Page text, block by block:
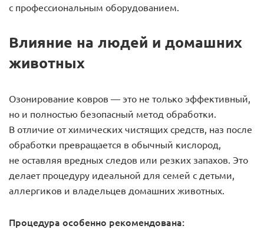
с профессиональным оборудованием.
Влияние на людей и домашних
животных
Озонирование ковров — это не только эффективный,
но и полностью безопасный метод обработки.
В отличие от химических чистящих средств, наз после
обработки превращается в обычный кислород,
не оставляя вредных следов или резких запахов. Это
делает процедуру идеальной для семей с детьми,
аллергиков и владельцев домашних животных.
Процедура особенно рекомендована: